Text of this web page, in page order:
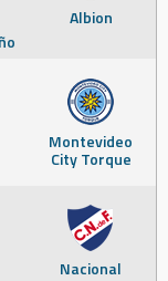
Albion
Montevideo
City Torque
Nacional